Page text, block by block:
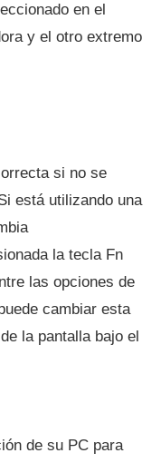
en el
y el otro extremo
si no se
está utilizando una
la tecla Fn
las opciones de
cambiar esta
la pantalla bajo el
de su PC para